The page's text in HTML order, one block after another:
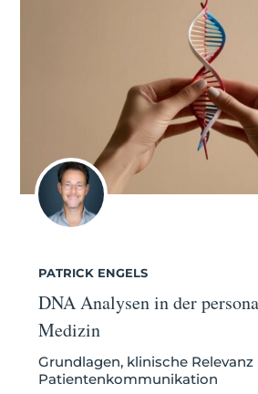
PATRICK ENGELS
DNA Analysen in der
Medizin
Grundlagen, klinische Relevanz
Patientenkommunikation